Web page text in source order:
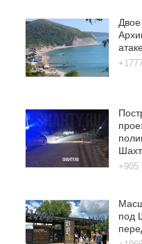
+905
под